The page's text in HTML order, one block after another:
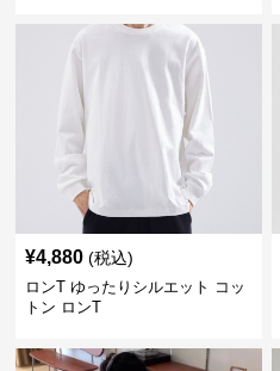
¥4,880 (税込)
ロンT ゆったりシルエット コッ
トン ロンT